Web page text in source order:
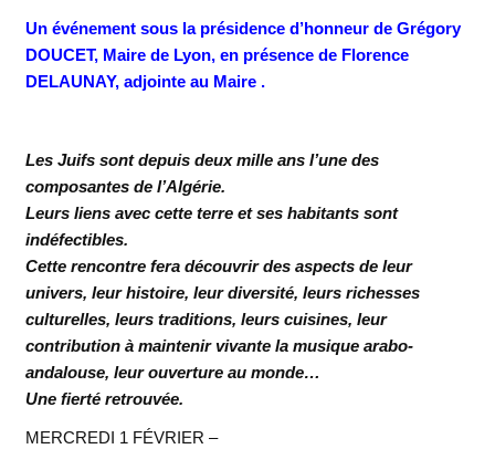
Un événement sous la présidence d’honneur de Grégory
DOUCET, Maire de Lyon, en présence de Florence
DELAUNAY, adjointe au Maire .
Les Juifs sont depuis deux mille ans l’une des
composantes de l’Algérie.
Leurs liens avec cette terre et ses habitants sont
indéfectibles.
Cette rencontre fera découvrir des aspects de leur
univers, leur histoire, leur diversité, leurs richesses
culturelles, leurs traditions, leurs cuisines, leur
contribution à maintenir vivante la musique arabo-
andalouse, leur ouverture au monde…
Une fierté retrouvée.
MERCREDI 1 FÉVRIER –